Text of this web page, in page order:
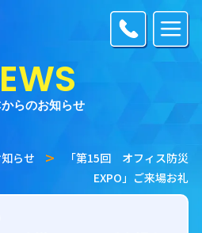
らのお知らせ
らせ
「第15回 オフィス防災
EXPO」ご来場お礼